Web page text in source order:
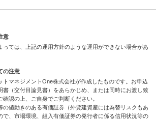
意
っては、上記の運用方針のような運用ができない場合があ
の注意
トマネジメントOne株式会社が作成したものです。お申込
書（交付目論見書）をあらかじめ、または同時にお渡し致
確認の上、ご自身でご判断ください。
の値動きのある有価証券（外貨建資産には為替リスクもあ
で、市場環境、組入有価証券の発行者に係る信用状況等の